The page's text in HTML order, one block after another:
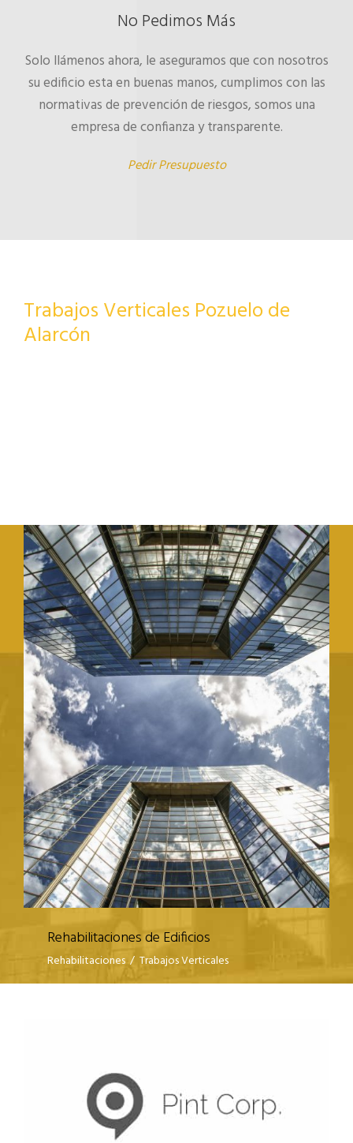
No Pedimos Más
Solo llámenos ahora, le aseguramos que con nosotros
su edificio esta en buenas manos, cumplimos con las
normativas de prevención de riesgos, somos una
empresa de confianza y transparente.
Pedir Presupuesto
Trabajos Verticales Pozuelo de
Alarcón
REHABILITACIONES DE EDIFICIOS
Rehabilitaciones de Edificios
Rehabilitaciones / Trabajos Verticales